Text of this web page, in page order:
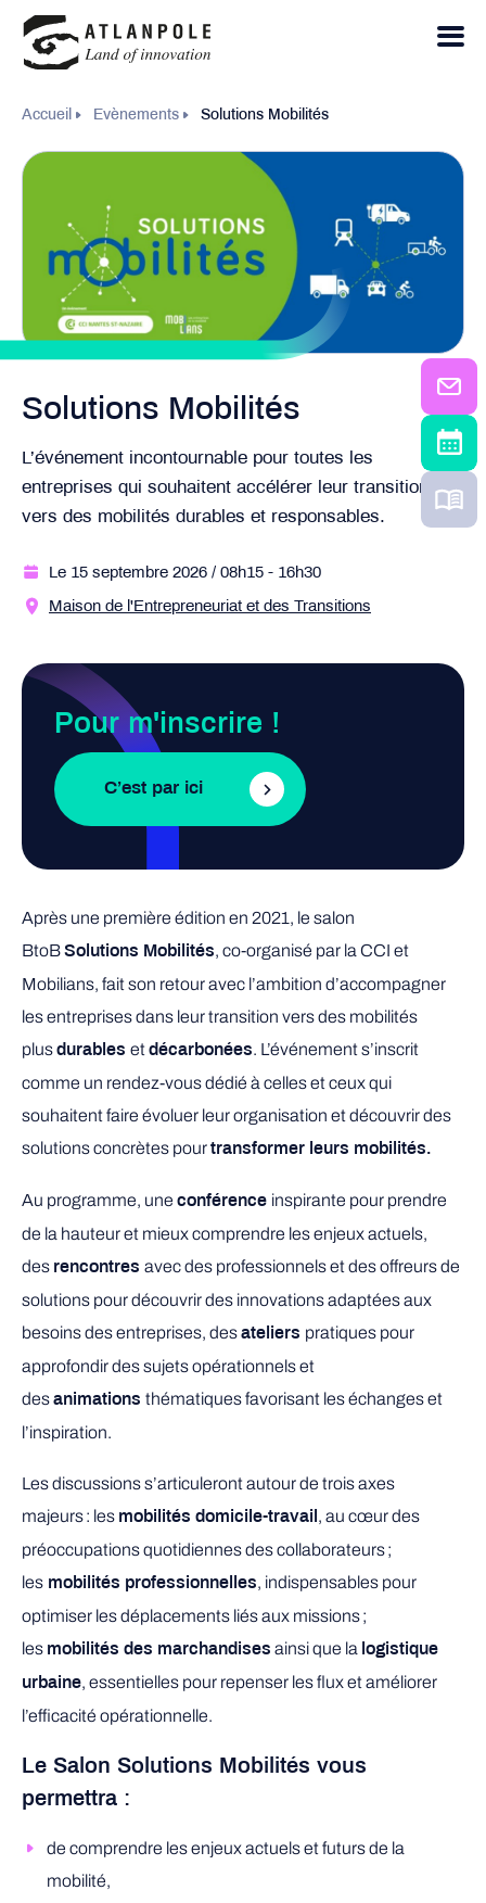
Accueil Evènements Solutions Mobilités
Solutions Mobilités
L’événement incontournable pour toutes les
entreprises qui souhaitent accélérer leur transition
vers des mobilités durables et responsables.
Le 15 septembre 2026 / 08h15 - 16h30
Maison de l'Entrepreneuriat et des Transitions
Pour m'inscrire !
C’est par ici
Après une première édition en 2021, le salon
BtoB Solutions Mobilités, co-organisé par la CCI et
Mobilians, fait son retour avec l’ambition d’accompagner
les entreprises dans leur transition vers des mobilités
plus durables et décarbonées. L’événement s’inscrit
comme un rendez-vous dédié à celles et ceux qui
souhaitent faire évoluer leur organisation et découvrir des
solutions concrètes pour transformer leurs mobilités.
Au programme, une conférence inspirante pour prendre
de la hauteur et mieux comprendre les enjeux actuels,
des rencontres avec des professionnels et des offreurs de
solutions pour découvrir des innovations adaptées aux
besoins des entreprises, des ateliers pratiques pour
approfondir des sujets opérationnels et
des animations thématiques favorisant les échanges et
l’inspiration.
Les discussions s’articuleront autour de trois axes
majeurs : les mobilités domicile-travail , au cœur des
préoccupations quotidiennes des collaborateurs ;
les mobilités professionnelles, indispensables pour
optimiser les déplacements liés aux missions ;
les mobilités des marchandises ainsi que la logistique
urbaine, essentielles pour repenser les flux et améliorer
l’efficacité opérationnelle.
Le Salon Solutions Mobilités vous
permettra :
de comprendre les enjeux actuels et futurs de la
mobilité,